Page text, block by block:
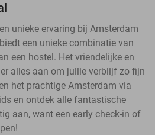
unieke ervaring bij Amsterdam
een unieke combinatie van
een hostel. Het vriendelijke en
alles aan om jullie verblijf zo fijn
het prachtige Amsterdam via
en ontdek alle fantastische
aan, want een early check-in of